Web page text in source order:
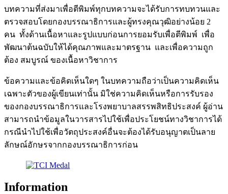
บทความที่ส่งมาเพื่อตีพิมพ์ทุกบทความจะได้รับการทบทวนและ
ตรวจสอบโดยกองบรรณาธิการและผู้ทรงคุณวุฒิอย่างน้อย 2
คน ทั้งด้านเนื้อหาและรูปแบบก่อนการยอมรับเพื่อตีพิมพ์ เพื่อ
พัฒนาต้นฉบับให้ได้คุณภาพและมาตรฐาน และเพื่อความถูก
ต้อง สมบูรณ์ ของเนื้อหาวิชาการ
ข้อความและข้อคิดเห็นใดๆ ในบทความถือว่าเป็นความคิดเห็น
เฉพาะตัวของผู้เขียนเท่านั้น มิใช่ความคิดเห็นหรือการรับรอง
ของกองบรรณาธิการและโรงพยาบาลสรรพสิทธิประสงค์ ผู้อ่าน
สามารถนำข้อมูลในวารสารไปใช้เพื่อประโยชน์ทางวิชาการได้
กรณีนำไปใช้เพื่อวัตถุประสงค์อื่นจะต้องได้รับอนุญาตเป็นลาย
ลักษณ์อักษรจากกองบรรณาธิการก่อน
Information